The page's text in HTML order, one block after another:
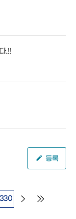
.!!
등록